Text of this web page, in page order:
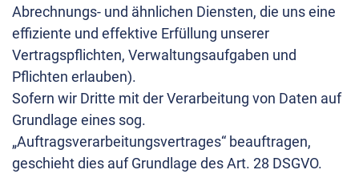
Abrechnungs- und ähnlichen Diensten, die uns eine
effiziente und effektive Erfüllung unserer
Vertragspflichten, Verwaltungsaufgaben und
Pflichten erlauben).
Sofern wir Dritte mit der Verarbeitung von Daten auf
Grundlage eines sog.
„Auftragsverarbeitungsvertrages“ beauftragen,
geschieht dies auf Grundlage des Art. 28 DSGVO.